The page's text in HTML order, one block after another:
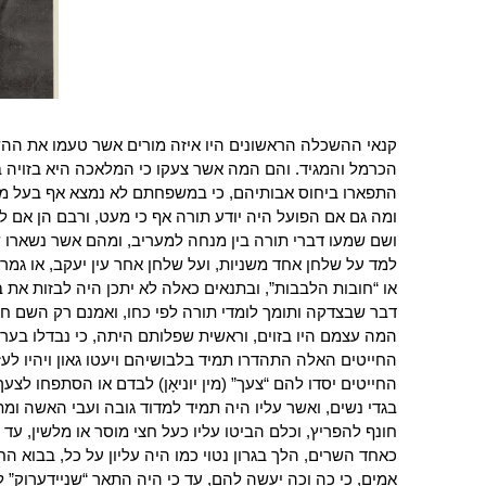
קנאי ההשכלה הראשונים היו איזה מורים אשר טעמו את
הכרמל והמגיד. והם המה אשר צעקו כי המלאכה היא בזויה
התפארו ביחוס אבותיהם, כי במשפחתם לא נמצא אף בעל
ומה גם אם הפועל היה יודע תורה אף כי מעט, ורבם הן אם
ושם שמעו דברי תורה בין מנחה למעריב, ומהם אשר
למד על שלחן אחד משניות, ועל שלחן אחר עין יעקב, או
או “חובות הלבבות”, ובתנאים כאלה לא יתכן היה לבזות
דבר שבצדקה ותומך לומדי תורה לפי כחו, ואמנם רק השם
המה עצמם היו בזוים, וראשית שפלותם היתה, כי נבדלו
החייטים האלה התהדרו תמיד בלבושיהם ויעטו גאון
החייטים יסדו להם “צעך” (מין יוניאָן) לבדם או הסתפחו
בגדי נשים, ואשר עליו היה תמיד למדוד גובה ועבי האשה
חונף להפריץ, וכלם הביטו עליו כעל חצי מוסר או מלשין,
כאחד השרים, הלך בגרון נטוי כמו היה עליון על כל,
אמים, כי כה וכה יעשה להם, עד כי היה התאר “שניידערוק”